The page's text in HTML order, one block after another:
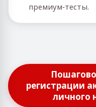
премиум‑тесты.
регистрации
личного